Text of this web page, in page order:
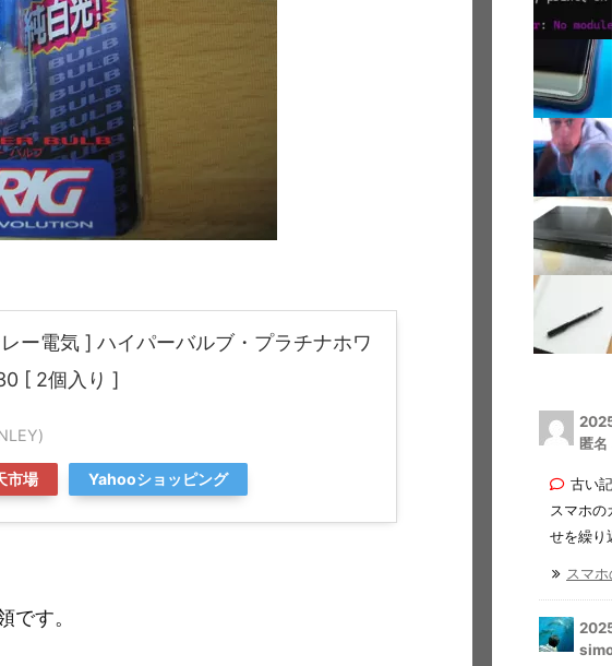
ー電気 ] ハイパーバルブ・プラチナホワ
[ 2個入り ]
市場 Yahooショッピング
です。
匿名
古い
スマホ
せを繰り
スマ